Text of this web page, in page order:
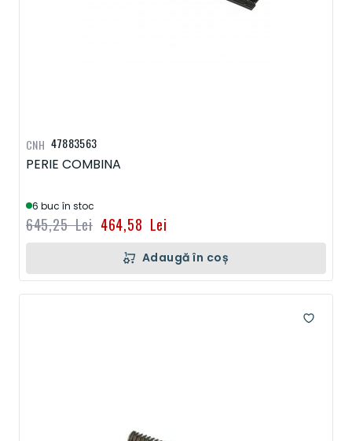
47883563
PERIE COMBINA
6 buc în stoc
464,58 Lei
645,25 Lei
CNH
Adaugă în coș